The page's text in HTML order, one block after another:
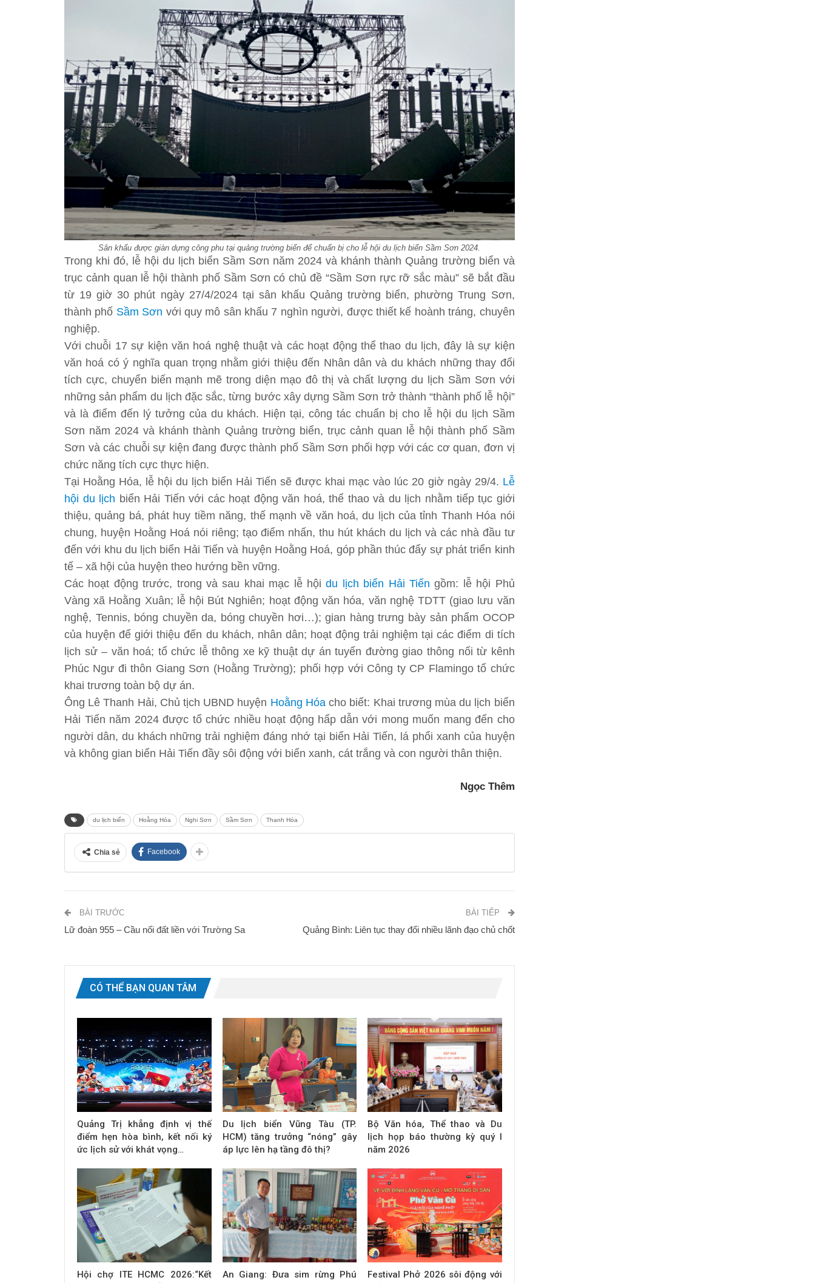
Sân khấu được giàn dựng công phu tại quảng trường biển để chuẩn bị cho lễ hội du lịch biển Sầm Sơn 2024.
Trong khi đó, lễ hội du lịch biển Sầm Sơn năm 2024 và khánh thành Quảng trường biển và
trục cảnh quan lễ hội thành phố Sầm Sơn có chủ đề “Sầm Sơn rực rỡ sắc màu” sẽ bắt đầu
từ 19 giờ 30 phút ngày 27/4/2024 tại sân khấu Quảng trường biển, phường Trung Sơn,
thành phố Sầm Sơn với quy mô sân khấu 7 nghìn người, được thiết kế hoành tráng, chuyên
nghiệp.
Với chuỗi 17 sự kiện văn hoá nghệ thuật và các hoạt động thể thao du lịch, đây là sự kiện
văn hoá có ý nghĩa quan trọng nhằm giới thiệu đến Nhân dân và du khách những thay đổi
tích cực, chuyển biến mạnh mẽ trong diện mạo đô thị và chất lượng du lịch Sầm Sơn với
những sản phẩm du lịch đặc sắc, từng bước xây dựng Sầm Sơn trở thành “thành phố lễ hội”
và là điểm đến lý tưởng của du khách. Hiện tại, công tác chuẩn bị cho lễ hội du lịch Sầm
Sơn năm 2024 và khánh thành Quảng trường biển, trục cảnh quan lễ hội thành phố Sầm
Sơn và các chuỗi sự kiện đang được thành phố Sầm Sơn phối hợp với các cơ quan, đơn vị
chức năng tích cực thực hiện.
Tại Hoằng Hóa, lễ hội du lịch biển Hải Tiến sẽ được khai mạc vào lúc 20 giờ ngày 29/4. Lễ
hội du lịch biển Hải Tiến với các hoạt động văn hoá, thể thao và du lịch nhằm tiếp tục giới
thiệu, quảng bá, phát huy tiềm năng, thế mạnh về văn hoá, du lịch của tỉnh Thanh Hóa nói
chung, huyện Hoằng Hoá nói riêng; tạo điểm nhấn, thu hút khách du lịch và các nhà đầu tư
đến với khu du lịch biển Hải Tiến và huyện Hoằng Hoá, góp phần thúc đẩy sự phát triển kinh
tế – xã hội của huyện theo hướng bền vững.
Các hoạt động trước, trong và sau khai mạc lễ hộidu lịch biển Hải Tiến gồm: lễ hội Phủ
Vàng xã Hoằng Xuân; lễ hội Bút Nghiên; hoạt động văn hóa, văn nghệ TDTT (giao lưu văn
nghệ, Tennis, bóng chuyền da, bóng chuyền hơi…); gian hàng trưng bày sản phẩm OCOP
của huyện để giới thiệu đến du khách, nhân dân; hoạt động trải nghiệm tại các điểm di tích
lịch sử – văn hoá; tổ chức lễ thông xe kỹ thuật dự án tuyến đường giao thông nối từ kênh
Phúc Ngư đi thôn Giang Sơn (Hoằng Trường); phối hợp với Công ty CP Flamingo tổ chức
khai trương toàn bộ dự án.
Ông Lê Thanh Hải, Chủ tịch UBND huyện Hoằng Hóacho biết: Khai trương mùa du lịch biển
Hải Tiến năm 2024 được tổ chức nhiều hoạt động hấp dẫn với mong muốn mang đến cho
người dân, du khách những trải nghiệm đáng nhớ tại biển Hải Tiến, lá phổi xanh của huyện
và không gian biển Hải Tiến đầy sôi động với biển xanh, cát trắng và con người thân thiện.
Ngọc Thêm
du lịch biển Hoằng Hóa Nghi Sơn Sầm Sơn Thanh Hóa
Chia sẻ Facebook
BÀI TRƯỚC
Lữ đoàn 955 – Cầu nối đất liền với Trường Sa
BÀI TIẾP
Quảng Bình: Liên tục thay đổi nhiều lãnh đạo chủ chốt
CÓ THỂ BẠN QUAN TÂM
Quảng Trị khẳng định vị thế
điểm hẹn hòa bình, kết nối ký
ức lịch sử với khát vọng…
Du lịch biển Vũng Tàu (TP.
HCM) tăng trưởng “nóng” gây
áp lực lên hạ tầng đô thị?
Bộ Văn hóa, Thể thao và Du
lịch họp báo thường kỳ quý I
năm 2026
Hội chợ ITE HCMC 2026:“Kết
An Giang: Đưa sim rừng Phú
Festival Phở 2026 sôi động với